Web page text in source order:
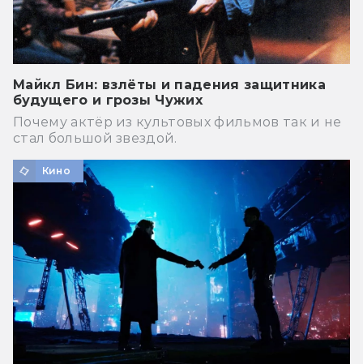
Майкл Бин: взлёты и падения защитника
будущего и грозы Чужих
Почему актёр из культовых фильмов так и не
стал большой звездой.
Кино